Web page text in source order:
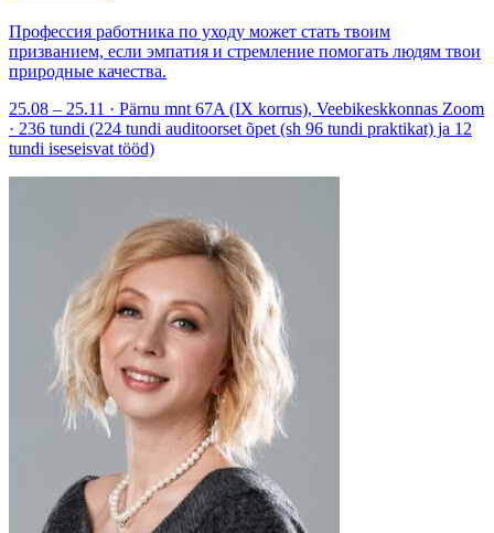
Профессия работника по уходу может стать твоим
призванием, если эмпатия и стремление помогать людям твои
природные качества.
25.08 – 25.11 · Pärnu mnt 67A (IX korrus), Veebikeskkonnas Zoom
· 236 tundi (224 tundi auditoorset õpet (sh 96 tundi praktikat) ja 12
tundi iseseisvat tööd)